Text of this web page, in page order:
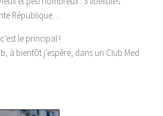
République…
le principal !
à bientôt j’espère, dans un Club Med